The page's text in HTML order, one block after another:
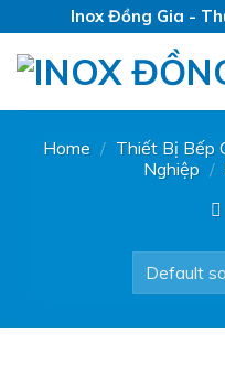
to
content
Inox Đồng Gia -
Home / Thiết Bị Bếp
Nghiệp /